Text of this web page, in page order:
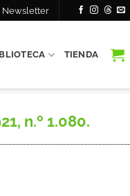
Newsletter
TIENDA
n.º 1.080.